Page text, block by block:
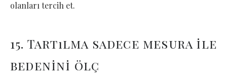
olanları tercih et.
15. Tartılma sadece mesura ile
bedenini ölç